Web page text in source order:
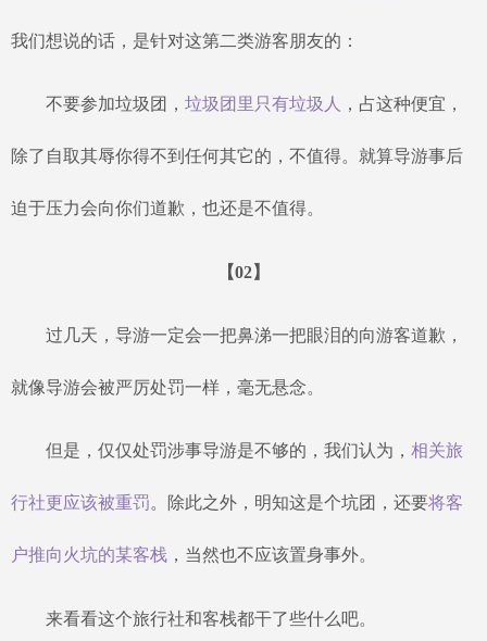
我们想说的话，是针对这第二类游客朋友的：
不要参加垃圾团， 垃圾团里只有垃圾人 ，占这种便宜，
除了自取其辱你得不到任何其它的，不值得。就算导游事后
迫于压力会向你们道歉，也还是不值得。
【02】
过几天，导游一定会一把鼻涕一把眼泪的向游客道歉，
就像导游会被严厉处罚一样，毫无悬念。
但是，仅仅处罚涉事导游是不够的，我们认为， 相关旅
行社更应该被重罚。除此之外，明知这是个坑团，还要将客
户推向火坑的某客栈 ，当然也不应该置身事外。
来看看这个旅行社和客栈都干了些什么吧。